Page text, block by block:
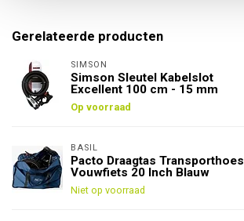
Gerelateerde producten
SIMSON
Simson Sleutel Kabelslot
Excellent 100 cm - 15 mm
Op voorraad
BASIL
Pacto Draagtas Transporthoes
Vouwfiets 20 Inch Blauw
Niet op voorraad